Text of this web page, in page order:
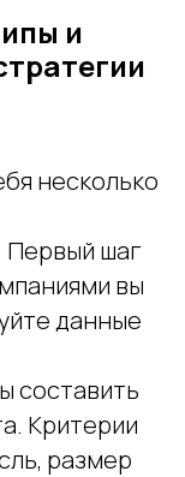
и
несколько
Первый шаг
вы
данные
составить
Критерии
размер